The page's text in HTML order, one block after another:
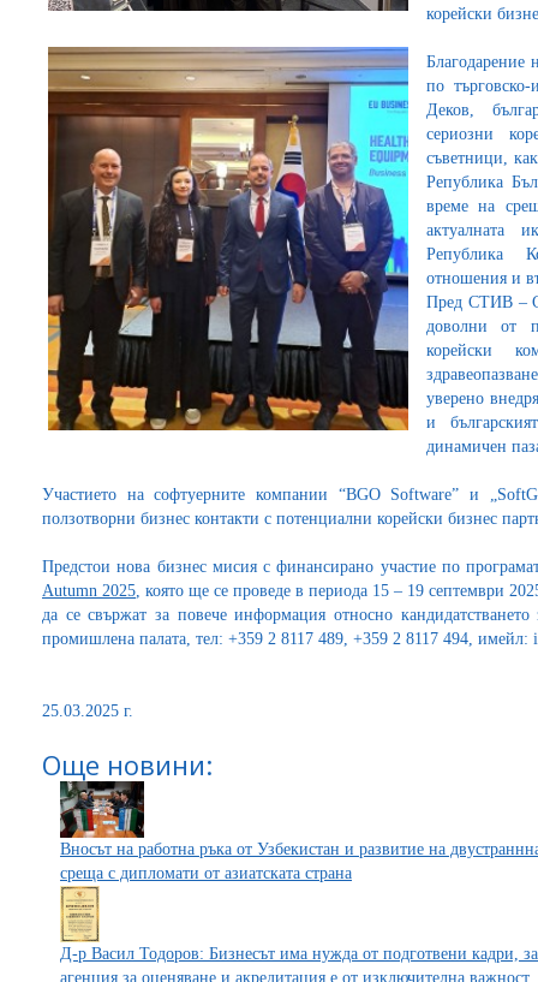
корейски
Благодарение
по
Деков,
сериозни
съветници,
Република
време на
актуалната
Република
отношения и
Пред СТИВ –
доволни от
корейски
уверено
и
динамичен
Участието на софтуерните компании “BGO Software” и
ползотворни бизнес контакти с потенциални корейски бизнес
Предстои нова бизнес мисия с финансирано участие по
Autumn 2025, която ще се проведе в периода 15 – 19 септември
да се свържат за повече информация относно
промишлена палата, тел: +359 2 8117 489, +359 2 8117 494, имейл:
25.03.2025 г.
Още новини:
Вносът на работна ръка от Узбекистан и развитие на
среща с дипломати от азиатската страна
Д-р Васил Тодоров: Бизнесът има нужда от подготвени кадри,
агенция за оценяване и акредитация е от изключителна важност